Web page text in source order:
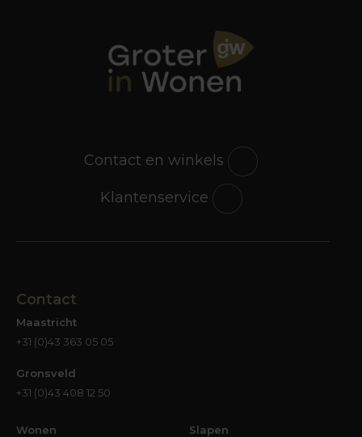
Contact en winkels
Klantenservice
Contact
Maastricht
+31 (0)43 363 05 05
Gronsveld
+31 (0)43 408 12 50
Wonen
Slapen